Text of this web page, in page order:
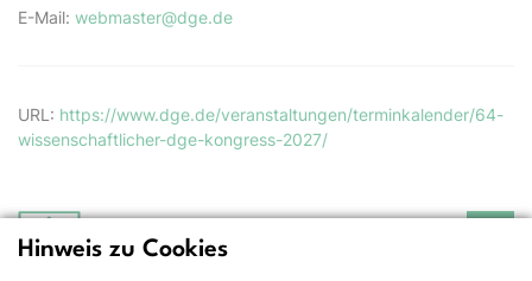
E-Mail: webmaster@dge.de
URL: https://www.dge.de/veranstaltungen/terminkalender/64-
wissenschaftlicher-dge-kongress-2027/
Deutsche Gesellschaft
Hinweis zu Cookies